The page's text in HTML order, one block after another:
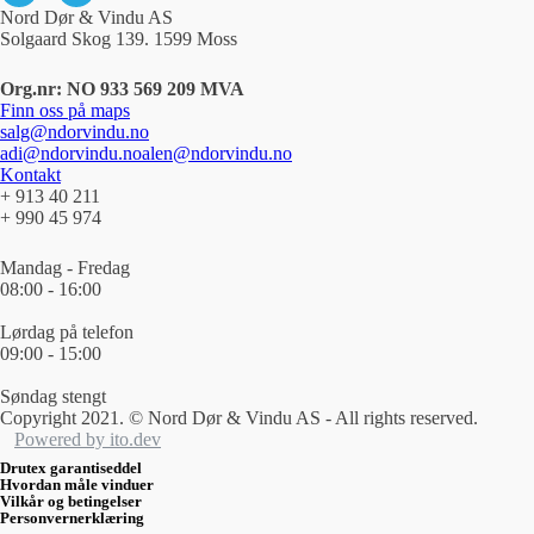
Nord Dør & Vindu AS
Solgaard Skog 139. 1599 Moss
Org.nr: NO 933 569 209 MVA
Finn oss på maps
salg@ndorvindu.no
adi@ndorvindu.noalen@ndorvindu.no
Kontakt
+ 913 40 211
+ 990 45 974
Mandag - Fredag
08:00 - 16:00
Lørdag på telefon
09:00 - 15:00
Søndag stengt
Copyright 2021. © Nord Dør & Vindu AS - All rights reserved.
Powered by ito.dev
Drutex garantiseddel
Hvordan måle vinduer
Vilkår og betingelser
Personvernerklæring